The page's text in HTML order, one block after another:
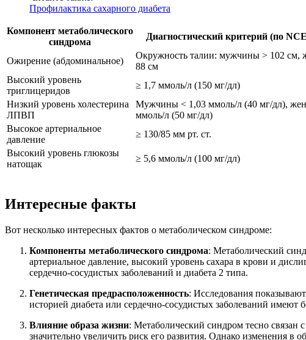
Профилактика сахарного диабета
Компонент метаболического
синдрома
Диагностический критерий (по
Ожирение (абдоминальное)
Окружность талии: мужчины > 102
88 см
Высокий уровень
триглицеридов
≥ 1,7 ммоль/л (150 мг/дл)
Низкий уровень холестерина
ЛПВП
Мужчины < 1,03 ммоль/л (40 мг/дл),
ммоль/л (50 мг/дл)
Высокое артериальное
давление
≥ 130/85 мм рт. ст.
Высокий уровень глюкозы
натощак
≥ 5,6 ммоль/л (100 мг/дл)
Интересные факты
Вот несколько интересных фактов о метаболическом синдроме:
Компоненты метаболического синдрома: Метаболический
артериальное давление, высокий уровень сахара в крови и
сердечно-сосудистых заболеваний и диабета 2 типа.
Генетическая предрасположенность: Исследования
историей диабета или сердечно-сосудистых заболеваний имеют
Влияние образа жизни: Метаболический синдром тесно связан
значительно увеличить риск его развития. Однако изменения в